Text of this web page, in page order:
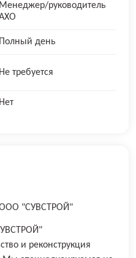
Менеджер/руководитель
Полный день
Не требуется
Нет
"СУВСТРОЙ"
и реконструкция